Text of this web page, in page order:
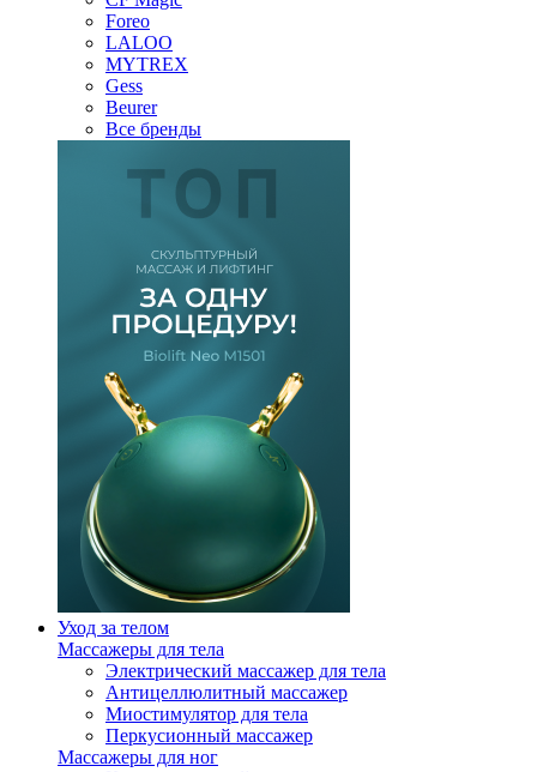
Foreo
LALOO
MYTREX
Gess
Beurer
Все бренды
Уход за телом
Массажеры для тела
Электрический массажер для тела
Антицеллюлитный массажер
Миостимулятор для тела
Перкусионный массажер
Массажеры для ног